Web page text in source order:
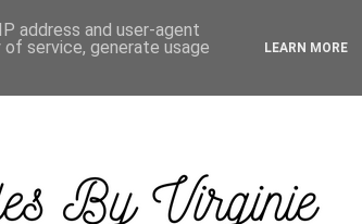
address and user-agent
service, generate usage
LEARN MORE